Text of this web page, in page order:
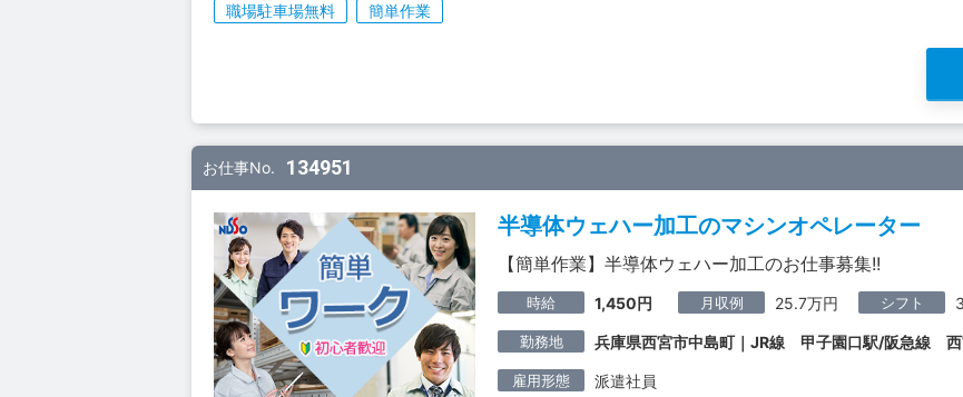
職場駐車場無料
簡単作業
お仕事No. 134951
半導体ウェハー加工のマシンオペレーター
【簡単作業】半導体ウェハー加工のお仕事募集!!
時給 1,450円 月収例 25.7万円 シフト
勤務地 兵庫県西宮市中島町｜JR線 甲子園口駅/阪急線 西
雇用形態 派遣社員